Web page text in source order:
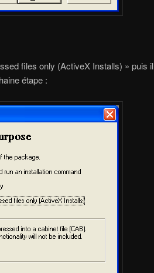
files only (ActiveX Installs) » puis il
étape :